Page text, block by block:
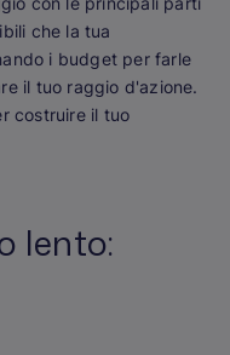
che la tua
i budget per farle
il tuo raggio d'azione.
costruire il tuo
lento: